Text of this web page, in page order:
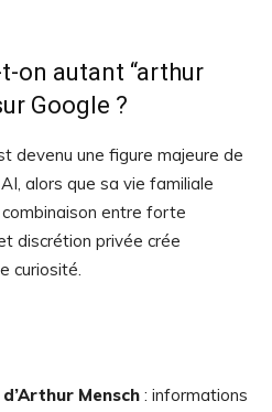
on autant “arthur
Google ?
devenu une figure majeure de
alors que sa vie familiale
entre forte
discrétion privée crée
curiosité.
Mensch : informations